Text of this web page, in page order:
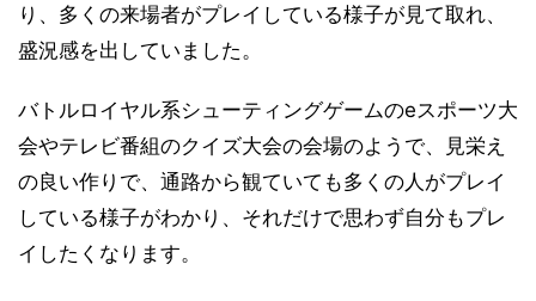
り、多くの来場者がプレイしている様子が見て取れ、
盛況感を出していました。
バトルロイヤル系シューティングゲームのeスポーツ大
会やテレビ番組のクイズ大会の会場のようで、見栄え
の良い作りで、通路から観ていても多くの人がプレイ
している様子がわかり、それだけで思わず自分もプレ
イしたくなります。